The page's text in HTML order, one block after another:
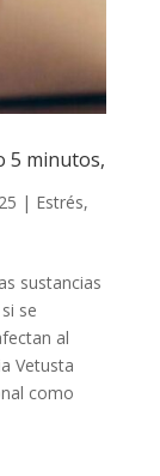
5 minutos,
| Estrés,
sustancias
se
al
Vetusta
como